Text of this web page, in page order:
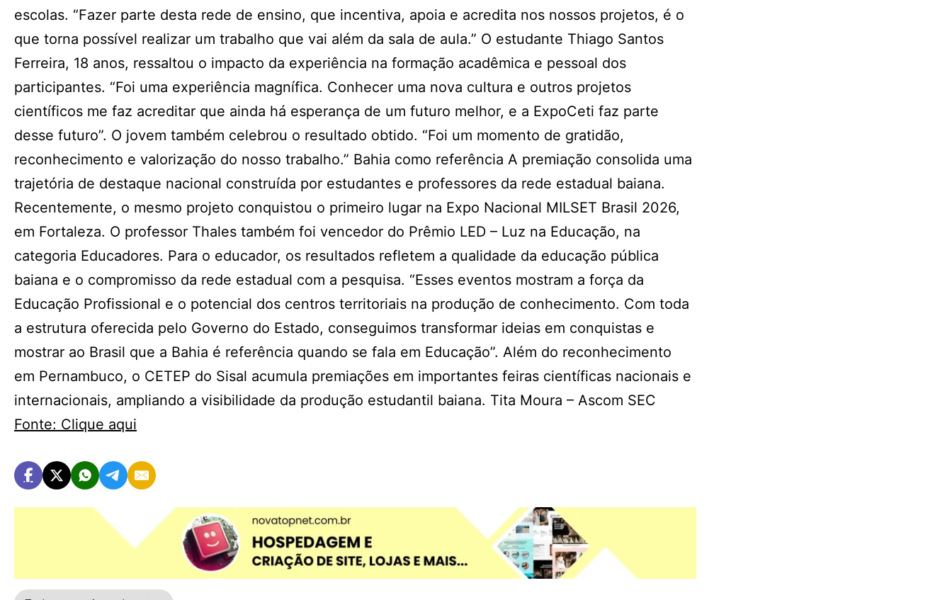
escolas. “Fazer parte desta rede de ensino, que incentiva, apoia e acredita nos nossos projetos, é o
que torna possível realizar um trabalho que vai além da sala de aula.” O estudante Thiago Santos
Ferreira, 18 anos, ressaltou o impacto da experiência na formação acadêmica e pessoal dos
participantes. “Foi uma experiência magnífica. Conhecer uma nova cultura e outros projetos
científicos me faz acreditar que ainda há esperança de um futuro melhor, e a ExpoCeti faz parte
desse futuro”. O jovem também celebrou o resultado obtido. “Foi um momento de gratidão,
reconhecimento e valorização do nosso trabalho.” Bahia como referência A premiação consolida uma
trajetória de destaque nacional construída por estudantes e professores da rede estadual baiana.
Recentemente, o mesmo projeto conquistou o primeiro lugar na Expo Nacional MILSET Brasil 2026,
em Fortaleza. O professor Thales também foi vencedor do Prêmio LED – Luz na Educação, na
categoria Educadores. Para o educador, os resultados refletem a qualidade da educação pública
baiana e o compromisso da rede estadual com a pesquisa. “Esses eventos mostram a força da
Educação Profissional e o potencial dos centros territoriais na produção de conhecimento. Com toda
a estrutura oferecida pelo Governo do Estado, conseguimos transformar ideias em conquistas e
mostrar ao Brasil que a Bahia é referência quando se fala em Educação”. Além do reconhecimento
em Pernambuco, o CETEP do Sisal acumula premiações em importantes feiras científicas nacionais e
internacionais, ampliando a visibilidade da produção estudantil baiana. Tita Moura – Ascom SEC
Fonte: Clique aqui